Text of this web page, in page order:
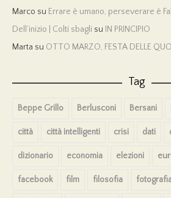
Marco su Errare è umano, perseverare è
Dell’inizio | Colti sbagli su IN PRINCIPIO
Marta su OTTO MARZO, FESTA DELLE
Tag
Beppe Grillo Berlusconi Bersani
città città intelligenti crisi dati
dizionario economia elezioni
facebook film filosofia